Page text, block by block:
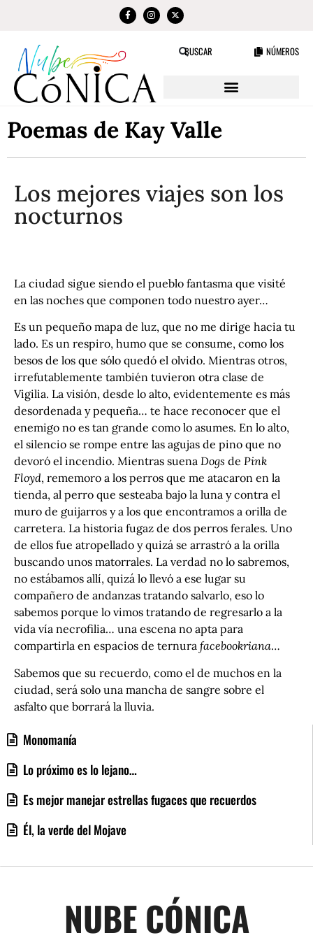
BUSCAR NÚMEROS
Poemas de Kay Valle
Monomanía
Lo próximo es lo lejano…
Es mejor manejar estrellas fugaces que recuerdos
Él, la verde del Mojave
Los mejores viajes son los
nocturnos
La ciudad sigue siendo el pueblo fantasma que visité
en las noches que componen todo nuestro ayer…
Es un pequeño mapa de luz, que no me dirige hacia tu
lado. Es un respiro, humo que se consume, como los
besos de los que sólo quedó el olvido. Mientras otros,
irrefutablemente también tuvieron otra clase de
Vigilia. La visión, desde lo alto, evidentemente es más
desordenada y pequeña… te hace reconocer que el
enemigo no es tan grande como lo asumes. En lo alto,
el silencio se rompe entre las agujas de pino que no
devoró el incendio. Mientras suena Dogs de Pink
Floyd, rememoro a los perros que me atacaron en la
tienda, al perro que sesteaba bajo la luna y contra el
muro de guijarros y a los que encontramos a orilla de
carretera. La historia fugaz de dos perros ferales. Uno
de ellos fue atropellado y quizá se arrastró a la orilla
buscando unos matorrales. La verdad no lo sabremos,
no estábamos allí, quizá lo llevó a ese lugar su
compañero de andanzas tratando salvarlo, eso lo
sabemos porque lo vimos tratando de regresarlo a la
vida vía necrofilia… una escena no apta para
compartirla en espacios de ternura facebookriana…
Sabemos que su recuerdo, como el de muchos en la
ciudad, será solo una mancha de sangre sobre el
asfalto que borrará la lluvia.
NUBE CÓNICA